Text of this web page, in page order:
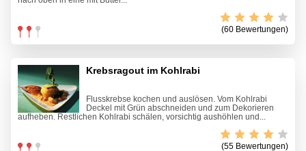
(60 Bewertungen)
Krebsragout im Kohlrabi
Flusskrebse kochen und auslösen. Vom Kohlrabi
Deckel mit Grün abschneiden und zum Dekorieren
aufheben. Restlichen Kohlrabi schälen, vorsichtig aushöhlen und...
(55 Bewertungen)